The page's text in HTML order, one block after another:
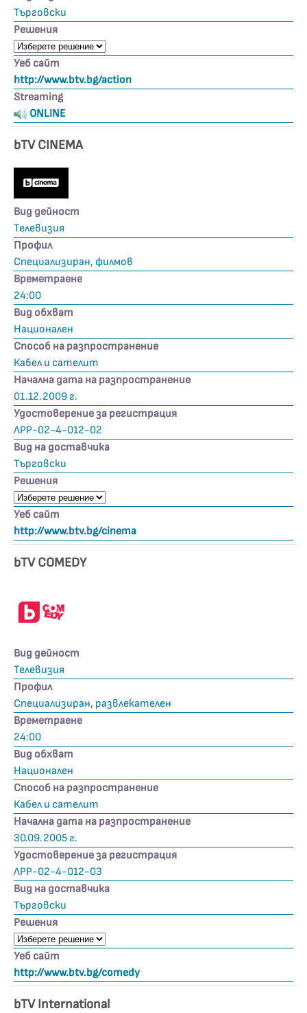
Търговски
Решения
Уеб сайт
http://www.btv.bg/action
Streaming
ONLINE
bTV CINEMA
Вид дейност
Телевизия
Профил
Специализиран, филмов
Времетраене
24:00
Вид обхват
Национален
Способ на разпространение
Кабел и сателит
Начална дата на разпространение
01.12.2009 г.
Удостоверение за регистрация
ЛРР-02-4-012-02
Вид на доставчика
Търговски
Решения
Уеб сайт
http://www.btv.bg/cinema
bTV COMEDY
Вид дейност
Телевизия
Профил
Специализиран, развлекателен
Времетраене
24:00
Вид обхват
Национален
Способ на разпространение
Кабел и сателит
Начална дата на разпространение
30.09.2005 г.
Удостоверение за регистрация
ЛРР-02-4-012-03
Вид на доставчика
Търговски
Решения
Уеб сайт
http://www.btv.bg/comedy
bTV International